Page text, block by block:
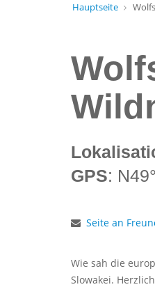
Hauptseite
GPS:
Seite an
Wie sah die
Slowakei.